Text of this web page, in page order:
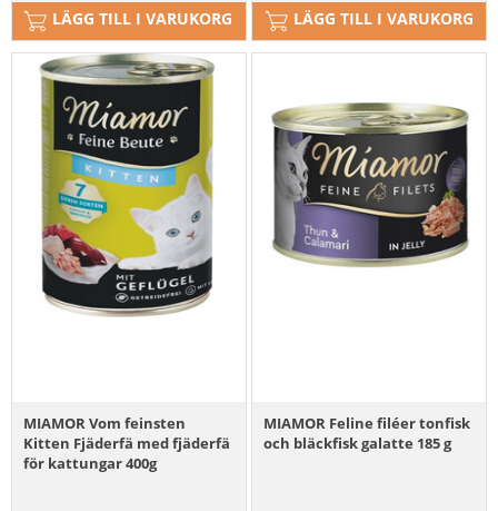
LÄGG TILL I VARUKORG LÄGG TILL I VARUKORG
MIAMOR Vom feinsten
Kitten Fjäderfä med fjäderfä
för kattungar 400g
MIAMOR Feline filéer tonfisk
och bläckfisk galatte 185 g